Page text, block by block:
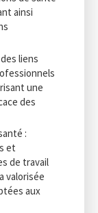
ainsi
liens
une
des
:
et
de travail
valorisée
aux